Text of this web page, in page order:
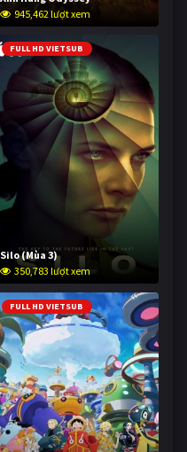
945,462 lượt xem
FULL HD VIETSUB
Silo (Mùa 3)
350,783 lượt xem
FULL HD VIETSUB